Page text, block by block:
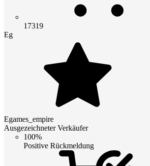
17319
Eg
Egames_empire
Ausgezeichneter Verkäufer
100%
Positive Rückmeldung